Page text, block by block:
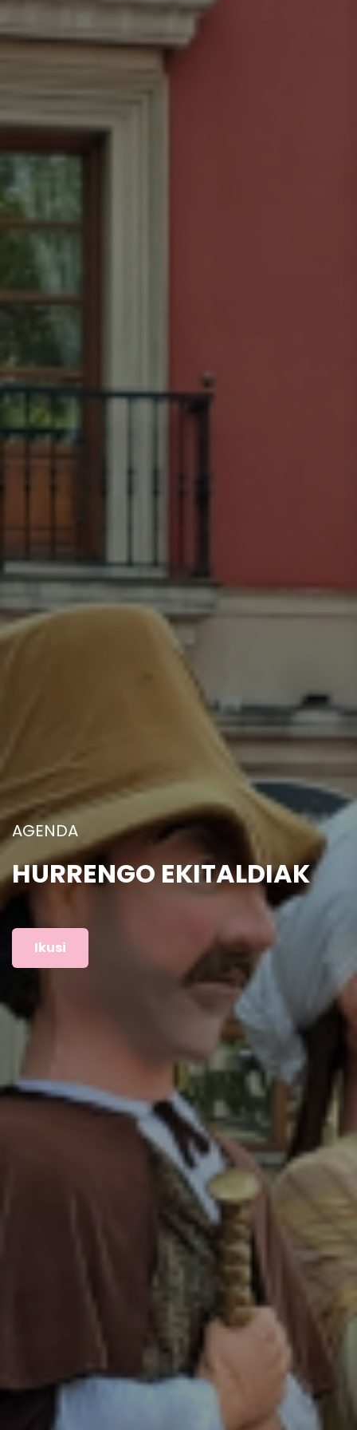
ARGAZKIAK
AURREKO EKITALDIAK
Ikusi